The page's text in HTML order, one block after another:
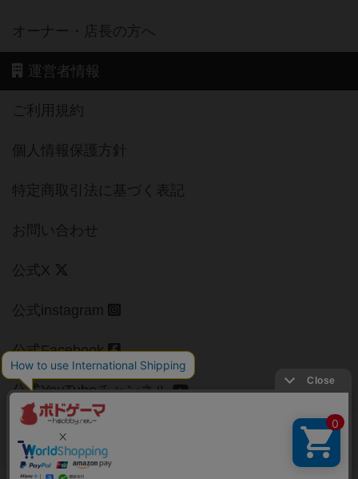
オーナー・店長の方へ
運営者情報
ご利用規約
個人情報保護方針
特定商取引法に基づく表記
お問い合わせ
公式X
公式instagram
公式Facebook
公式YouTubeチャンネル